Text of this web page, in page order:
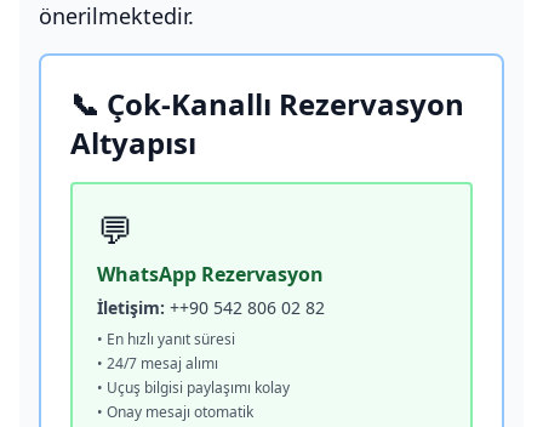
önerilmektedir.
📞 Çok-Kanallı Rezervasyon
Altyapısı
💬
WhatsApp Rezervasyon
İletişim: ++90 542 806 02 82
• En hızlı yanıt süresi
• 24/7 mesaj alımı
• Uçuş bilgisi paylaşımı kolay
• Onay mesajı otomatik